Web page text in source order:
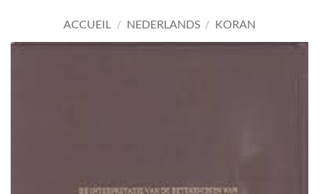
ACCUEIL / NEDERLANDS / KORAN